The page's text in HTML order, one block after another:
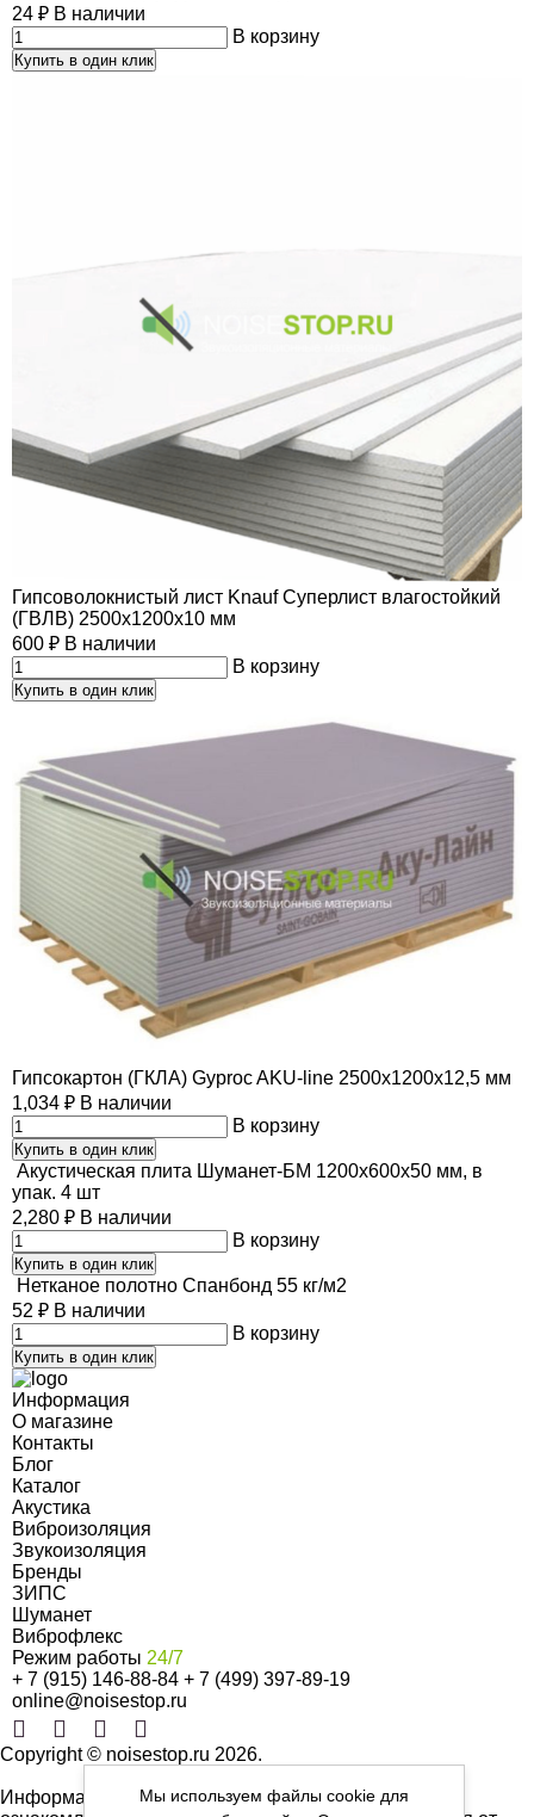
24 ₽ В наличии
В корзину
Купить в один клик
Гипсоволокнистый лист Knauf Суперлист влагостойкий
(ГВЛВ) 2500х1200х10 мм
600 ₽ В наличии
В корзину
Купить в один клик
Гипсокартон (ГКЛА) Gyproc AKU-line 2500х1200х12,5 мм
1,034 ₽ В наличии
В корзину
Купить в один клик
Акустическая плита Шуманет-БМ 1200х600х50 мм, в
упак. 4 шт
2,280 ₽ В наличии
В корзину
Купить в один клик
Нетканое полотно Cпанбонд 55 кг/м2
52 ₽ В наличии
В корзину
Купить в один клик
Информация
О магазине
Контакты
Блог
Каталог
Акустика
Виброизоляция
Звукоизоляция
Бренды
ЗИПС
Шуманет
Виброфлекс
Режим работы 24/7
+ 7 (915) 146-88-84 + 7 (499) 397-89-19
online@noisestop.ru
Copyright © noisestop.ru 2026.
Информация о товарах на сайте приведена в целях
Мы используем файлы cookie для